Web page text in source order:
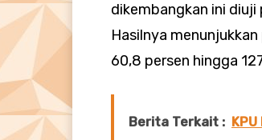
dikembangkan ini
Hasilnya
60,8 persen hingga
Berita Terkait :